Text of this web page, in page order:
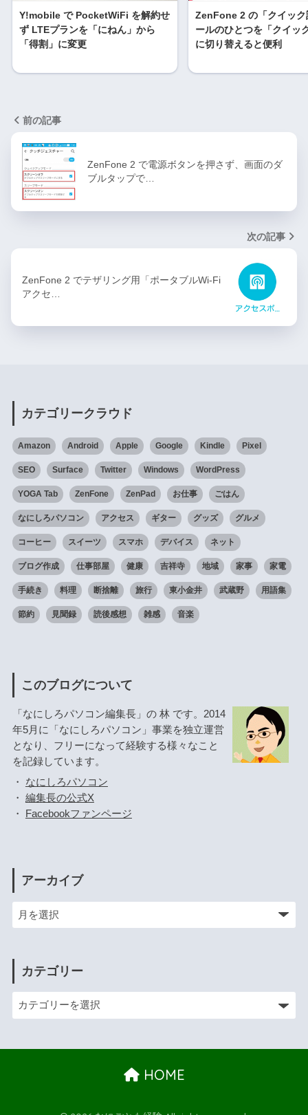
Y!mobile で PocketWiFi を解約せ
ず LTEプランを「にねん」から
「得割」に変更
ZenFone 2 の「クイック
ールのひとつを「クイッ
に切り替えると便利
前の記事
ZenFone 2 で電源ボタンを押さず、画面のダ
ブルタップで…
次の記事
ZenFone 2 でテザリング用「ポータブルWi-Fi
アクセ…
カテゴリークラウド
Amazon Android Apple Google Kindle Pixel
SEO Surface Twitter Windows WordPress
YOGA Tab ZenFone ZenPad お仕事 ごはん
なにしろパソコン アクセス ギター グッズ グルメ
コーヒー スイーツ スマホ デバイス ネット
ブログ作成 仕事部屋 健康 吉祥寺 地域 家事 家電
手続き 料理 断捨離 旅行 東小金井 武蔵野 用語集
節約 見聞録 読後感想 雑感 音楽
このブログについて
「なにしろパソコン編集長」の 林 です。2014
年5月に「なにしろパソコン」事業を独立運営
となり、フリーになって経験する様々なこと
を記録しています。
・ なにしろパソコン
・ 編集長の公式X
・
Facebookファンページ
アーカイブ
カテゴリー
HOME